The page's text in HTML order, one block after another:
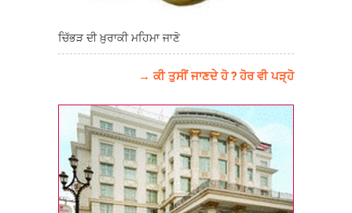
ਚਿੱਭੜ ਦੀ ਖ਼ੁਰਾਕੀ ਮਹਿਮਾ ਜਾਣੋ
→ ਕੀ ਤੁਸੀਂ ਜਾਣਦੇ ਹੋ ? ਹੋਰ ਵੀ ਪੜ੍ਹੋ